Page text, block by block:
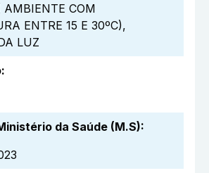
COM
ENTRE 15 E 30ºC),
LUZ
:
da Saúde (M.S):